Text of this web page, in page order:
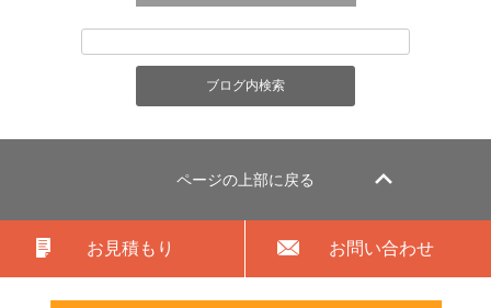
ページの上部に戻る
お見積もり お問い合わせ